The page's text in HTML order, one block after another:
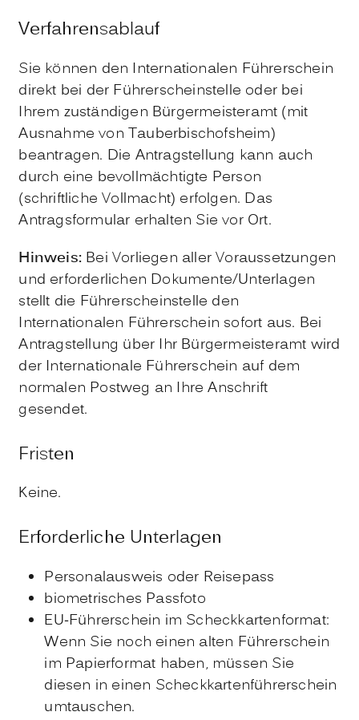
Verfahrensablauf
Sie können den Internationalen Führerschein
direkt bei der Führerscheinstelle oder bei
Ihrem zuständigen Bürgermeisteramt (mit
Ausnahme von Tauberbischofsheim)
beantragen. Die Antragstellung kann auch
durch eine bevollmächtigte Person
(schriftliche Vollmacht) erfolgen. Das
Antragsformular erhalten Sie vor Ort.
Hinweis: Bei Vorliegen aller Voraussetzungen
und erforderlichen Dokumente/Unterlagen
stellt die Führerscheinstelle den
Internationalen Führerschein sofort aus. Bei
Antragstellung über Ihr Bürgermeisteramt wird
der Internationale Führerschein auf dem
normalen Postweg an Ihre Anschrift
gesendet.
Fristen
Keine.
Erforderliche Unterlagen
Personalausweis oder Reisepass
biometrisches Passfoto
EU-Führerschein im Scheckkartenformat:
Wenn Sie noch einen alten Führerschein
im Papierformat haben, müssen Sie
diesen in einen Scheckkartenführerschein
umtauschen.